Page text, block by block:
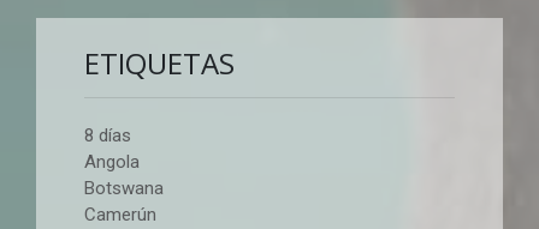
ETIQUETAS
8 días
Angola
Botswana
Camerún